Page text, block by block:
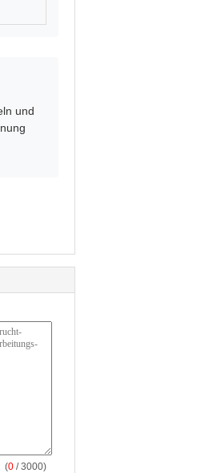
und
(0 / 3000)